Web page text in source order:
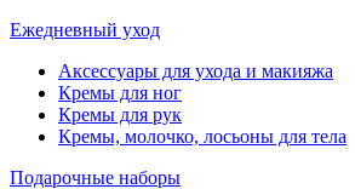
Ежедневный уход
Аксессуары для ухода и макияжа
Кремы для ног
Кремы для рук
Кремы, молочко, лосьоны для тела
Подарочные наборы